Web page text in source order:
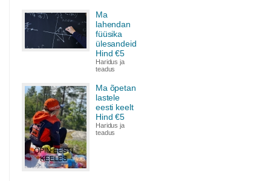
Ma
lahendan
füüsika
ülesandeid
Hind €5
Haridus ja
teadus
Ma õpetan
lastele
eesti keelt
Hind €5
Haridus ja
teadus